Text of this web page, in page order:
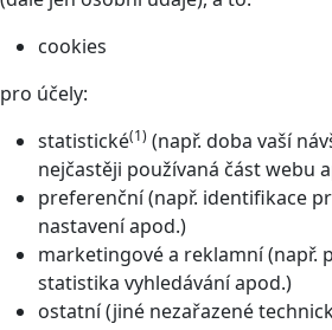
cookies
pro účely:
statistické(1) (např. doba vaší
nejčastěji používaná část webu
preferenční (např. identifikace
nastavení apod.)
marketingové a reklamní (např.
statistika vyhledávání apod.)
ostatní (jiné nezařazené